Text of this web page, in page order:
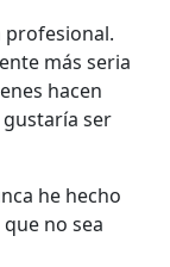
profesional.
más seria
hacen
ser
he hecho
no sea